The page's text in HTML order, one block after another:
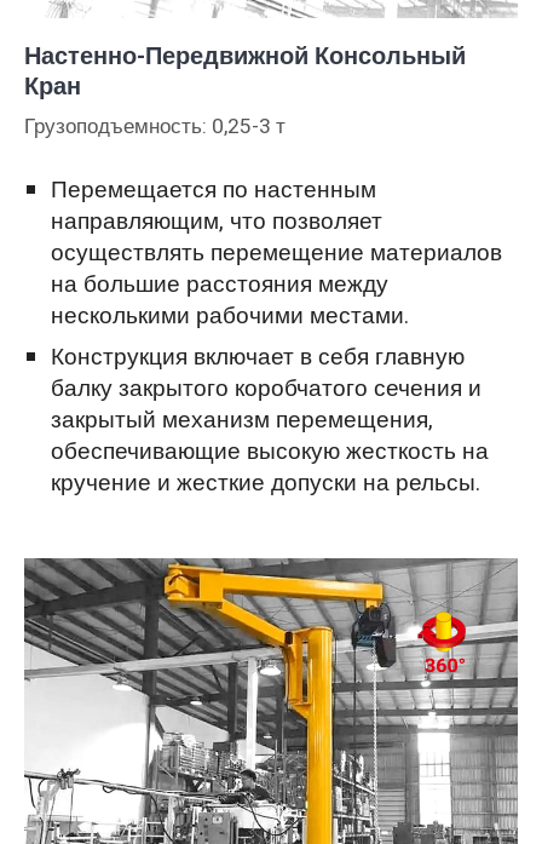
Настенно-Передвижной Консольный
Кран
Грузоподъемность: 0,25-3 т
Перемещается по настенным
направляющим, что позволяет
осуществлять перемещение материалов
на большие расстояния между
несколькими рабочими местами.
Конструкция включает в себя главную
балку закрытого коробчатого сечения и
закрытый механизм перемещения,
обеспечивающие высокую жесткость на
кручение и жесткие допуски на рельсы.